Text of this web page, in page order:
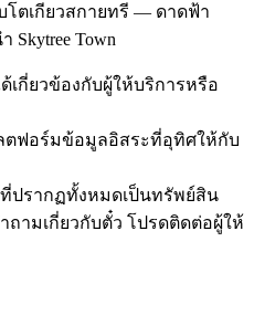
โตเกียวสกายทรี — ดาดฟ้า
Skytree Town
เกี่ยวข้องกับผู้ให้บริการหรือ
ลตฟอร์มข้อมูลอิสระที่อุทิศให้กับ
ปรากฏทั้งหมดเป็นทรัพย์สิน
ถามเกี่ยวกับตั๋ว โปรดติดต่อผู้ให้